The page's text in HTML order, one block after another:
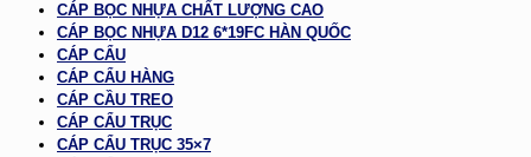
CÁP BỌC NHỰA CHẤT LƯỢNG CAO
CÁP BỌC NHỰA D12 6*19FC HÀN QUỐC
CÁP CẨU
CÁP CẨU HÀNG
CÁP CẦU TREO
CÁP CẨU TRỤC
CÁP CẨU TRỤC 35×7